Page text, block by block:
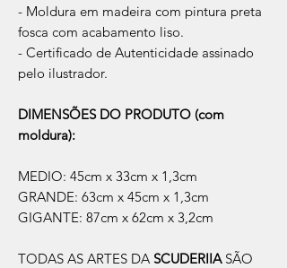
- Moldura em madeira com pintura preta
fosca com acabamento liso.
- Certificado de Autenticidade assinado
pelo ilustrador.
DIMENSÕES DO PRODUTO (com
moldura):
MEDIO: 45cm x 33cm x 1,3cm
GRANDE: 63cm x 45cm x 1,3cm
GIGANTE: 87cm x 62cm x 3,2cm
TODAS AS ARTES DA SCUDERIIA SÃO